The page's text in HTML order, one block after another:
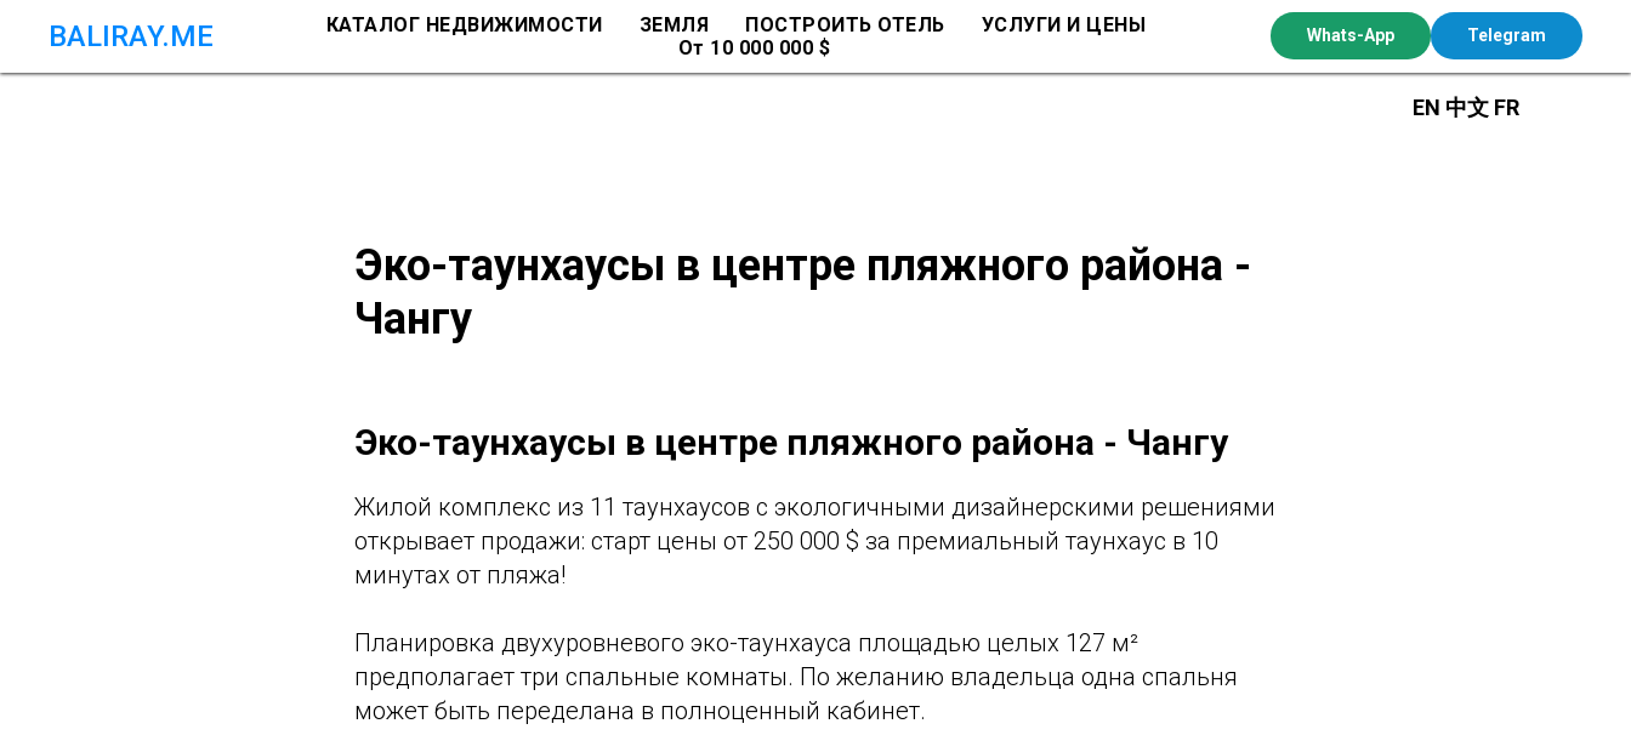
BALIRAY.ME КАТАЛОГ НЕДВИЖИМОСТИ ЗЕМЛЯ ПОСТРОИТЬ ОТЕЛЬ
УСЛУГИ И ЦЕНЫ
От 10 000 000 $
Whats-App Telegram
EN 中文 FR
Эко-таунхаусы в центре пляжного района -
Чангу
Эко-таунхаусы в центре пляжного района - Чангу
Жилой комплекс из 11 таунхаусов с экологичными дизайнерскими решениями
открывает продажи: старт цены от 250 000 $ за премиальный таунхаус в 10
минутах от пляжа!
Планировка двухуровневого эко-таунхауса площадью целых 127 м²
предполагает три спальные комнаты. По желанию владельца одна спальня
может быть переделана в полноценный кабинет.